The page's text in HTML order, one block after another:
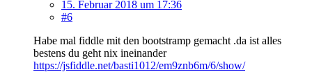
15. Februar 2018 um 17:36
#6
Habe mal fiddle mit den bootstramp gemacht .da ist alles
bestens du geht nix ineinander
https://jsfiddle.net/basti1012/em9znb6m/6/show/